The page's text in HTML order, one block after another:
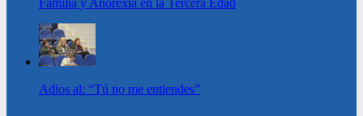
Familia y Anorexia en la Tercera Edad
Adios al: “Tú no me entiendes”